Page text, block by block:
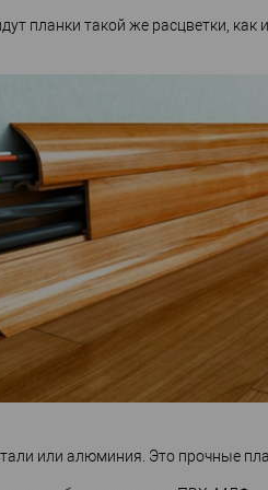
планки такой же расцветки,
или алюминия. Это прочные